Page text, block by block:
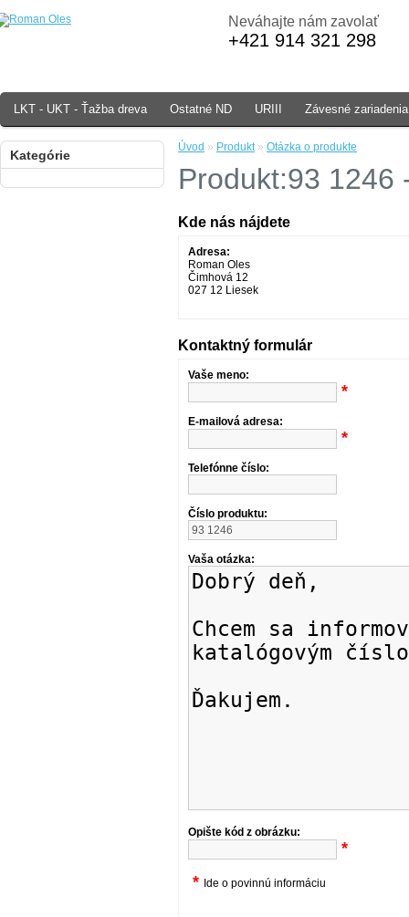
Neváhajte nám zavolať
+421 914 321 298
LKT - UKT - Ťažba dreva Ostatné ND URIII Závesné zariadenia
Kategórie
Úvod » Produkt» Otázka o produkte
Produkt:93 1246
Kde nás nájdete
Adresa:
Roman Oles
Čimhová 12
027 12 Liesek
Kontaktný formulár
Vaše meno:
*
E-mailová adresa:
*
Telefónne číslo:
Číslo produktu:
Vaša otázka:
Opište kód z obrázku:
*
* Ide o povinnú informáciu